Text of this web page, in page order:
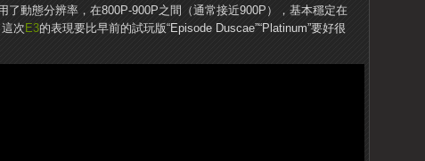
了動態分辨率，在800P-900P之間（通常接近900P），基本穩定在
次E3的表現要比早前的試玩版“Episode Duscae”“Platinum”要好很